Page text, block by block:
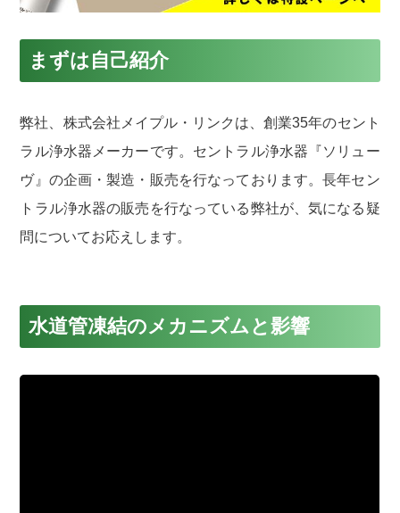
まずは自己紹介
弊社、株式会社メイプル・リンクは、創業35年のセント
ラル浄水器メーカーです。セントラル浄水器『ソリュー
ヴ』の企画・製造・販売を行なっております。長年セン
トラル浄水器の販売を行なっている弊社が、気になる疑
問についてお応えします。
水道管凍結のメカニズムと影響